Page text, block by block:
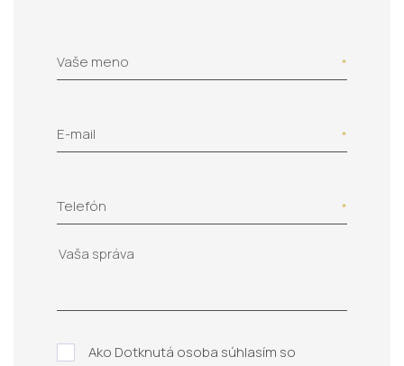
Vaše meno
E-mail
Telefón
Ako Dotknutá osoba súhlasím so